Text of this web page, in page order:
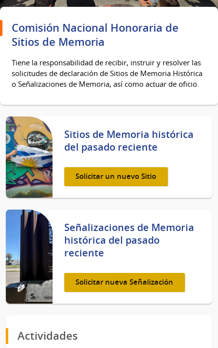
Comisión Nacional Honoraria de
Sitios de Memoria
Tiene la responsabilidad de recibir, instruir y resolver las
solicitudes de declaración de Sitios de Memoria Histórica
o Señalizaciones de Memoria, así como actuar de oficio.
Sitios de Memoria histórica
del pasado reciente
Solicitar un nuevo Sitio
Señalizaciones de Memoria
histórica del pasado
reciente
Solicitar nueva Señalización
Actividades